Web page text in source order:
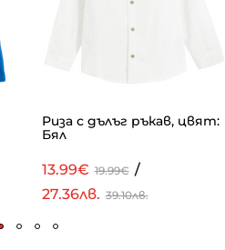
Риза с дълъг ръкав, цвят:
Бял
13.99€ 19.99€ /
27.36лв. 39.10лв.